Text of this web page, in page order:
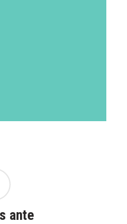
ante